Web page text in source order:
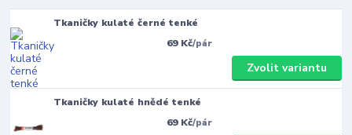
Tkaničky kulaté černé tenké
69 Kč/pár
Zvolit variantu
Tkaničky kulaté hnědé tenké
69 Kč/pár